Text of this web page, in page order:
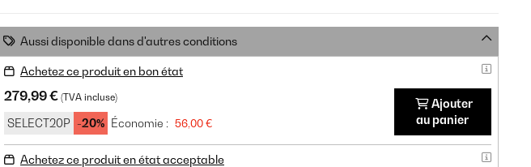
Aussi disponible dans d'autres conditions
Achetez ce produit en bon état
279,99 € (TVA incluse)
SELECT20P -20% Économie : 56,00 €
Ajouter
au panier
Achetez ce produit en état acceptable